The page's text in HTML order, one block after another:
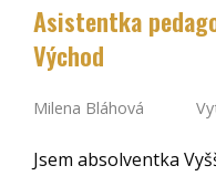
Asistentka
Východ
Milena Bláhová
Jsem absolventka